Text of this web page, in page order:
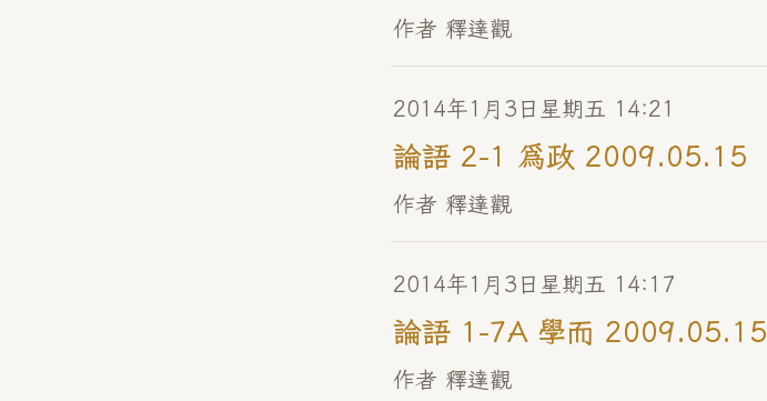
作者 釋達觀
2014年1月3日星期五 14:21
論語 2-1 為政 2009.05.15
作者 釋達觀
2014年1月3日星期五 14:17
論語 1-7A 學而 2009.05.15
作者 釋達觀